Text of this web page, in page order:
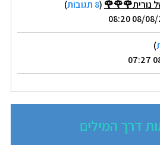
נורית🌹🌹🌹 (8 תגובות
)
)
דרך המילים